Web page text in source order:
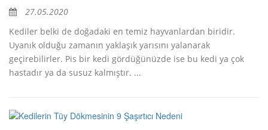
27.05.2020
Kediler belki de doğadaki en temiz hayvanlardan biridir.
Uyanık olduğu zamanın yaklaşık yarısını yalanarak
geçirebilirler. Pis bir kedi gördüğünüzde ise bu kedi ya çok
hastadır ya da susuz kalmıştır. ...